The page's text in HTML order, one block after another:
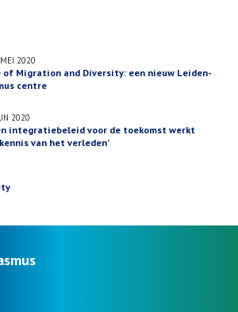
2020
of Migration and Diversity: een nieuw Leiden-
centre
2020
integratiebeleid voor de toekomst werkt
van het verleden’